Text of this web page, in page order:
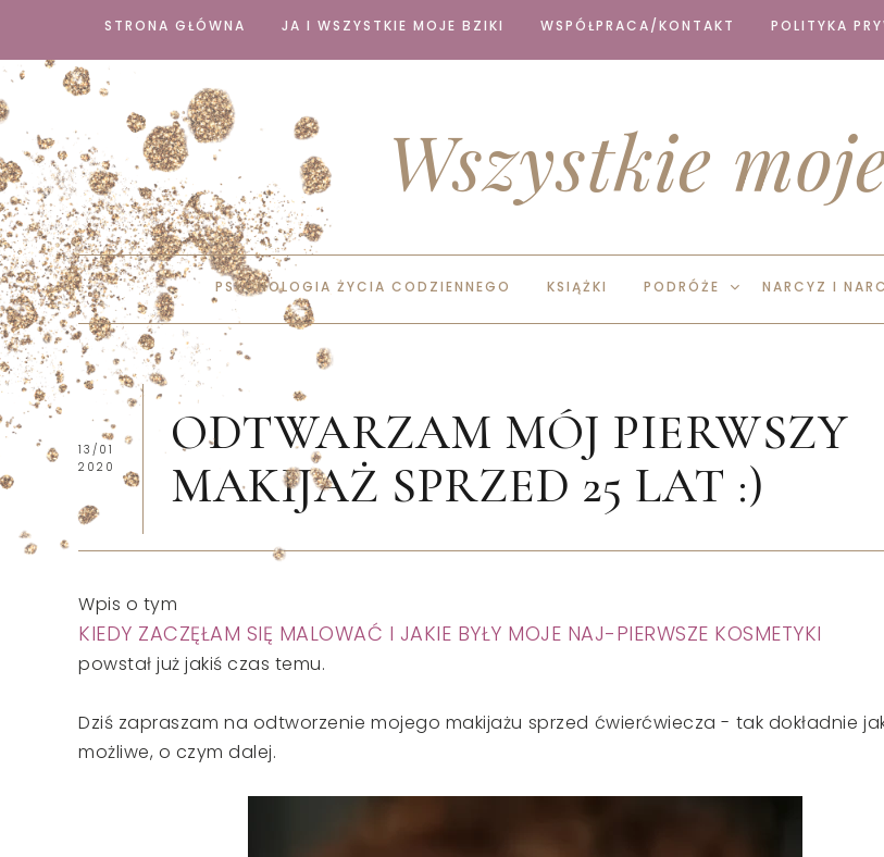
STRONA GŁÓWNA JA I WSZYSTKIE MOJE BZIKI WSPÓŁPRACA/KONTAKT POLITYKA
Wszystkie
PSYCHOLOGIA ŻYCIA CODZIENNEGO KSIĄŻKI PODRÓŻE NARCYZ I
13/01
2020
ODTWARZAM MÓJ PIERWSZY
MAKIJAŻ SPRZED 25 LAT :)
Wpis o tym
KIEDY ZACZĘŁAM SIĘ MALOWAĆ I JAKIE BYŁY MOJE NAJ-PIERWSZE KOSMETYKI
powstał już jakiś czas temu.
Dziś zapraszam na odtworzenie mojego makijażu sprzed ćwierćwiecza - tak dokładnie
możliwe, o czym dalej.